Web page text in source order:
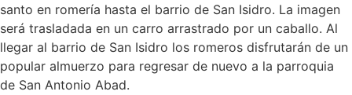
santo en romería hasta el barrio de San Isidro. La imagen
será trasladada en un carro arrastrado por un caballo. Al
llegar al barrio de San Isidro los romeros disfrutarán de un
popular almuerzo para regresar de nuevo a la parroquia
de San Antonio Abad.